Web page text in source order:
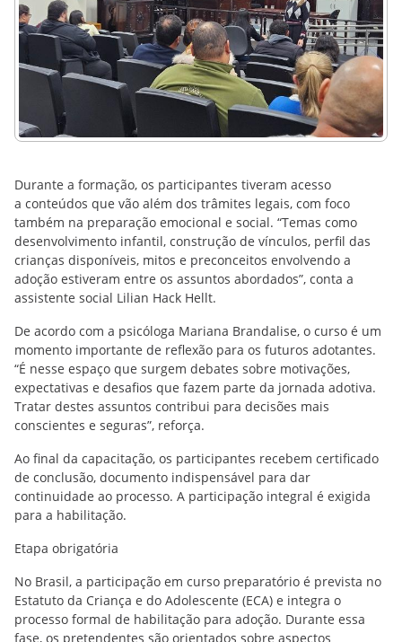
Durante a formação, os participantes tiveram acesso
a conteúdos que vão além dos trâmites legais, com foco
também na preparação emocional e social. “Temas como
desenvolvimento infantil, construção de vínculos, perfil das
crianças disponíveis, mitos e preconceitos envolvendo a
adoção estiveram entre os assuntos abordados”, conta a
assistente social Lilian Hack Hellt.
De acordo com a psicóloga Mariana Brandalise, o curso é um
momento importante de reflexão para os futuros adotantes.
“É nesse espaço que surgem debates sobre motivações,
expectativas e desafios que fazem parte da jornada adotiva.
Tratar destes assuntos contribui para decisões mais
conscientes e seguras”, reforça.
Ao final da capacitação, os participantes recebem certificado
de conclusão, documento indispensável para dar
continuidade ao processo. A participação integral é exigida
para a habilitação.
Etapa obrigatória
No Brasil, a participação em curso preparatório é prevista no
Estatuto da Criança e do Adolescente (ECA) e integra o
processo formal de habilitação para adoção. Durante essa
fase, os pretendentes são orientados sobre aspectos